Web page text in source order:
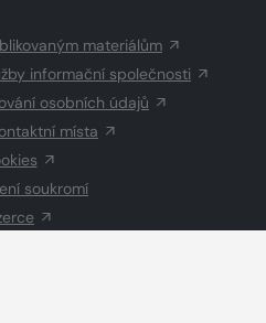
materiálům
informační společnosti
osobních údajů
místa
soukromí